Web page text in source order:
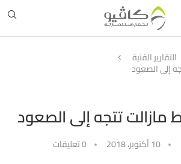
التقارير الفنية
إلى الصعود
مازالت تتجه إلى الصعود
10 أكتوبر، 2018 0 تعليقات